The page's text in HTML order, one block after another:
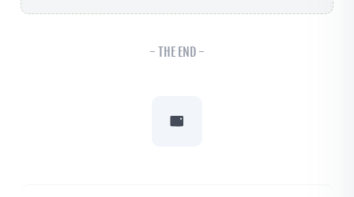
- THE END -